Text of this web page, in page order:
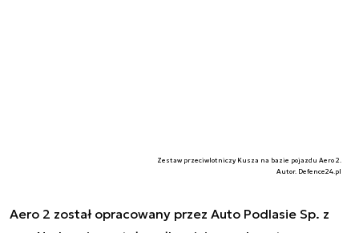
Zestaw przeciwlotniczy Kusza na bazie pojazdu Aero 2.
Autor. Defence24.pl
Aero 2 został opracowany przez Auto Podlasie Sp. z